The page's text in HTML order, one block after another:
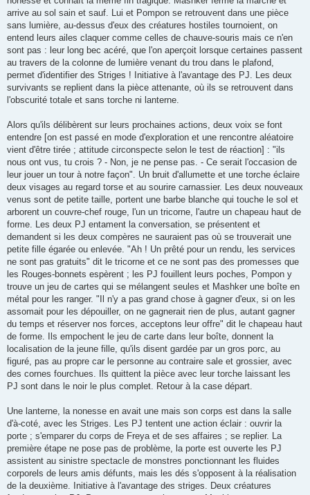
arrive au sol sain et sauf. Lui et Pompon se retrouvent dans une pièce
sans lumière, au-dessus d'eux des créatures hostiles tournoient, on
entend leurs ailes claquer comme celles de chauve-souris mais ce n'en
sont pas : leur long bec acéré, que l'on aperçoit lorsque certaines passent
au travers de la colonne de lumière venant du trou dans le plafond,
permet d'identifier des Striges ! Initiative à l'avantage des PJ. Les deux
survivants se replient dans la pièce attenante, où ils se retrouvent dans
l'obscurité totale et sans torche ni lanterne.
Alors qu'ils délibèrent sur leurs prochaines actions, deux voix se font
entendre [on est passé en mode d'exploration et une rencontre aléatoire
vient d'être tirée ; attitude circonspecte selon le test de réaction] : "ils
nous ont vus, tu crois ? - Non, je ne pense pas. - Ce serait l'occasion de
leur jouer un tour à notre façon". Un bruit d'allumette et une torche éclaire
deux visages au regard torse et au sourire carnassier. Les deux nouveaux
venus sont de petite taille, portent une barbe blanche qui touche le sol et
arborent un couvre-chef rouge, l'un un tricorne, l'autre un chapeau haut de
forme. Les deux PJ entament la conversation, se présentent et
demandent si les deux compères ne sauraient pas où se trouverait une
petite fille égarée ou enlevée. "Ah ! Un prêté pour un rendu, les services
ne sont pas gratuits" dit le tricorne et ce ne sont pas des promesses que
les Rouges-bonnets espèrent ; les PJ fouillent leurs poches, Pompon y
trouve un jeu de cartes qui se mélangent seules et Mashker une boîte en
métal pour les ranger. "Il n'y a pas grand chose à gagner d'eux, si on les
assomait pour les dépouiller, on ne gagnerait rien de plus, autant gagner
du temps et réserver nos forces, acceptons leur offre" dit le chapeau haut
de forme. Ils empochent le jeu de carte dans leur boîte, donnent la
localisation de la jeune fille, qu'ils disent gardée par un gros porc, au
figuré, pas au propre car le personne au contraire sale et grossier, avec
des cornes fourchues. Ils quittent la pièce avec leur torche laissant les
PJ sont dans le noir le plus complet. Retour à la case départ.
Une lanterne, la nonesse en avait une mais son corps est dans la salle
d'à-coté, avec les Striges. Les PJ tentent une action éclair : ouvrir la
porte ; s'emparer du corps de Freya et de ses affaires ; se replier. La
première étape ne pose pas de problème, la porte est ouverte les PJ
assistent au sinistre spectacle de monstres ponctionnant les fluides
corporels de leurs amis défunts, mais les dés s'opposent à la réalisation
de la deuxième. Initiative à l'avantage des striges. Deux créatures